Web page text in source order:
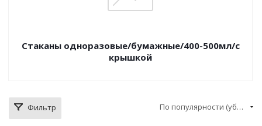
Стаканы одноразовые/бумажные/400-500мл/с
крышкой
Фильтр По популярности (убывание)